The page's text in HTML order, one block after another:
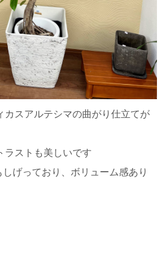
カスアルテシマの曲がり仕立てが
ラストも美しいです
げっており、ボリューム感あり